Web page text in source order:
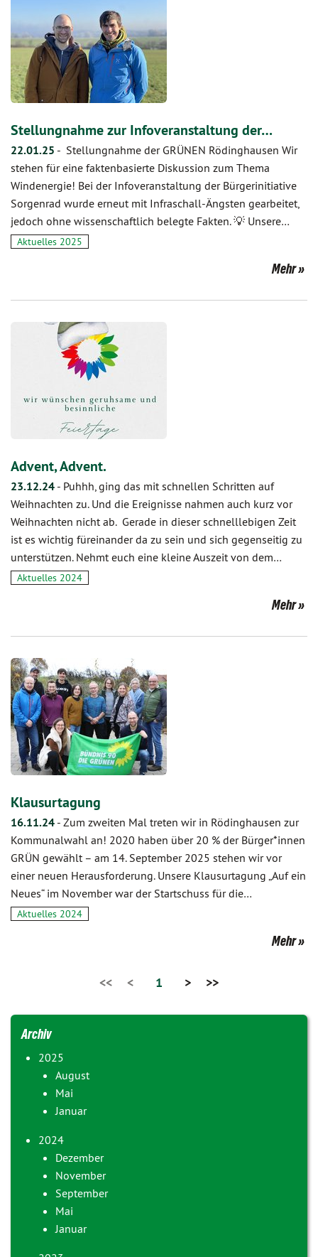
Stellungnahme zur Infoveranstaltung der…
22.01.25 - Stellungnahme der GRÜNEN Rödinghausen Wir
stehen für eine faktenbasierte Diskussion zum Thema
Windenergie! Bei der Infoveranstaltung der Bürgerinitiative
Sorgenrad wurde erneut mit Infraschall-Ängsten gearbeitet,
jedoch ohne wissenschaftlich belegte Fakten. 💡 Unsere…
Aktuelles 2025
Mehr
Advent, Advent.
23.12.24 - Puhhh, ging das mit schnellen Schritten auf
Weihnachten zu. Und die Ereignisse nahmen auch kurz vor
Weihnachten nicht ab. Gerade in dieser schnelllebigen Zeit
ist es wichtig füreinander da zu sein und sich gegenseitig zu
unterstützen. Nehmt euch eine kleine Auszeit von dem…
Aktuelles 2024
Mehr
Klausurtagung
16.11.24 - Zum zweiten Mal treten wir in Rödinghausen zur
Kommunalwahl an! 2020 haben über 20 % der Bürger*innen
GRÜN gewählt – am 14. September 2025 stehen wir vor
einer neuen Herausforderung. Unsere Klausurtagung „Auf ein
Neues“ im November war der Startschuss für die…
Aktuelles 2024
Mehr
<< < 1 > >>
Archiv
2025
August
Mai
Januar
2024
Dezember
November
September
Mai
Januar